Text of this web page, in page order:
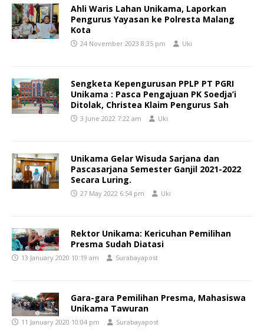
Ahli Waris Lahan Unikama, Laporkan
Pengurus Yayasan ke Polresta Malang
Kota
24 November 2023 8:35 pm Uki
Sengketa Kepengurusan PPLP PT PGRI
Unikama : Pasca Pengajuan PK Soedja’i
Ditolak, Christea Klaim Pengurus Sah
3 June 2022 7:22 am Uki
Unikama Gelar Wisuda Sarjana dan
Pascasarjana Semester Ganjil 2021-2022
Secara Luring.
27 May 2022 6:54 pm Uki
Rektor Unikama: Kericuhan Pemilihan
Presma Sudah Diatasi
13 January 2020 10:19 am Surabayapost
Gara-gara Pemilihan Presma, Mahasiswa
Unikama Tawuran
11 January 2020 10:04 pm Surabayapost